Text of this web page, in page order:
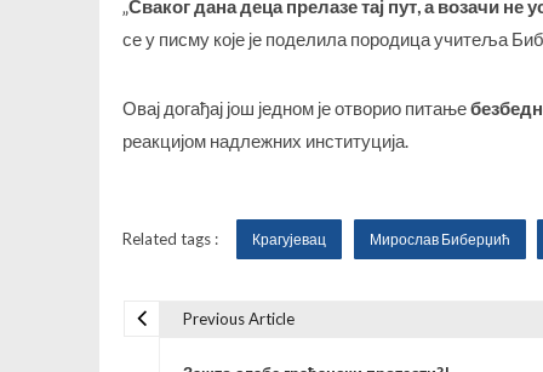
„Сваког дана деца прелазе тај пут, а возачи не
се у писму које је поделила породица учитеља
Овај догађај још једном је отворио питање
реакцијом надлежних институција.
Related tags : Крагујевац Мирослав Биберџић
Previous Article